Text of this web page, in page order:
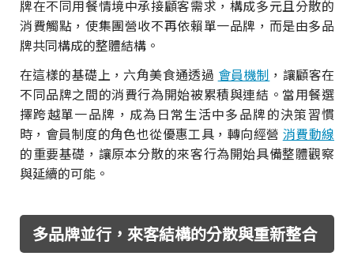
牌在不同用餐情境中承接顧客需求，構成多元且分散的
消費觸點，使集團營收不再依賴單一品牌，而是由多品
牌共同構成的整體結構。
在這樣的基礎上，六角美食通透過 會員機制 ，讓顧客在
不同品牌之間的消費行為開始被累積與連結。當用餐選
擇跨越單一品牌，成為日常生活中多品牌的決策習慣
時，會員制度的角色也從優惠工具，轉向經營 消費動線
的重要基礎，讓原本分散的來客行為開始具備整體觀察
與延續的可能。
多品牌並行，來客結構的分散與重新整合